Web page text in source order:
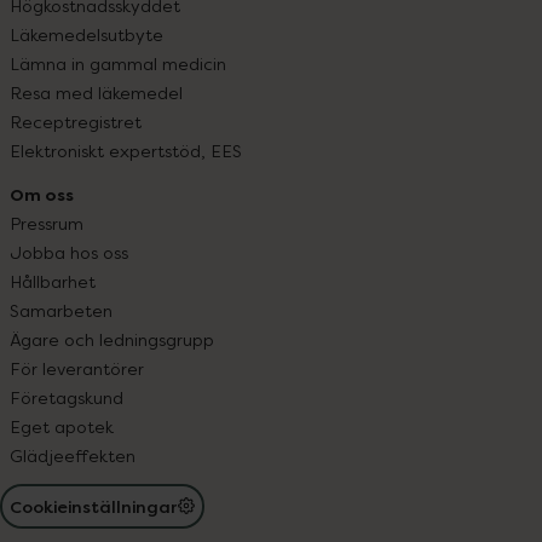
Högkostnadsskyddet
Läkemedelsutbyte
Lämna in gammal medicin
Resa med läkemedel
Receptregistret
Elektroniskt expertstöd, EES
Om oss
Pressrum
Jobba hos oss
Hållbarhet
Samarbeten
Ägare och ledningsgrupp
För leverantörer
Företagskund
Eget apotek
Glädjeeffekten
Cookieinställningar